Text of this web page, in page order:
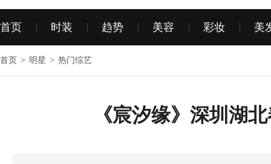
首页 时装 趋势 美容 彩妆 美
首页 > 明星 > 热门综艺
《宸汐缘》深圳湖